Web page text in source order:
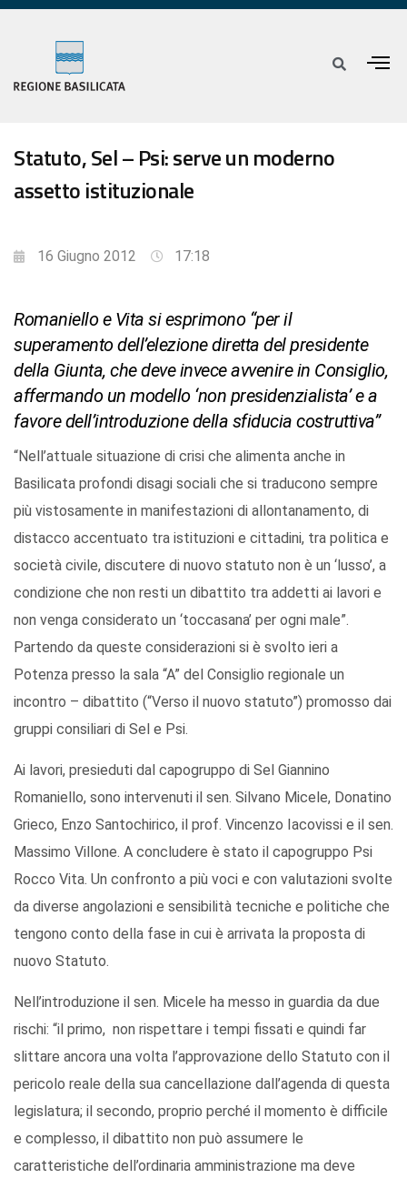
Statuto, Sel – Psi: serve un moderno
assetto istituzionale
16 Giugno 2012 17:18
Romaniello e Vita si esprimono “per il
superamento dell’elezione diretta del presidente
della Giunta, che deve invece avvenire in Consiglio,
affermando un modello ‘non presidenzialista’ e a
favore dell’introduzione della sfiducia costruttiva”
“Nell’attuale situazione di crisi che alimenta anche in
Basilicata profondi disagi sociali che si traducono sempre
più vistosamente in manifestazioni di allontanamento, di
distacco accentuato tra istituzioni e cittadini, tra politica e
società civile, discutere di nuovo statuto non è un ‘lusso’, a
condizione che non resti un dibattito tra addetti ai lavori e
non venga considerato un ‘toccasana’ per ogni male”.
Partendo da queste considerazioni si è svolto ieri a
Potenza presso la sala “A” del Consiglio regionale un
incontro – dibattito (“Verso il nuovo statuto”) promosso dai
gruppi consiliari di Sel e Psi.
Ai lavori, presieduti dal capogruppo di Sel Giannino
Romaniello, sono intervenuti il sen. Silvano Micele, Donatino
Grieco, Enzo Santochirico, il prof. Vincenzo Iacovissi e il sen.
Massimo Villone. A concludere è stato il capogruppo Psi
Rocco Vita. Un confronto a più voci e con valutazioni svolte
da diverse angolazioni e sensibilità tecniche e politiche che
tengono conto della fase in cui è arrivata la proposta di
nuovo Statuto.
Nell’introduzione il sen. Micele ha messo in guardia da due
rischi: “il primo, non rispettare i tempi fissati e quindi far
slittare ancora una volta l’approvazione dello Statuto con il
pericolo reale della sua cancellazione dall’agenda di questa
legislatura; il secondo, proprio perché il momento è difficile
e complesso, il dibattito non può assumere le
caratteristiche dell’ordinaria amministrazione ma deve